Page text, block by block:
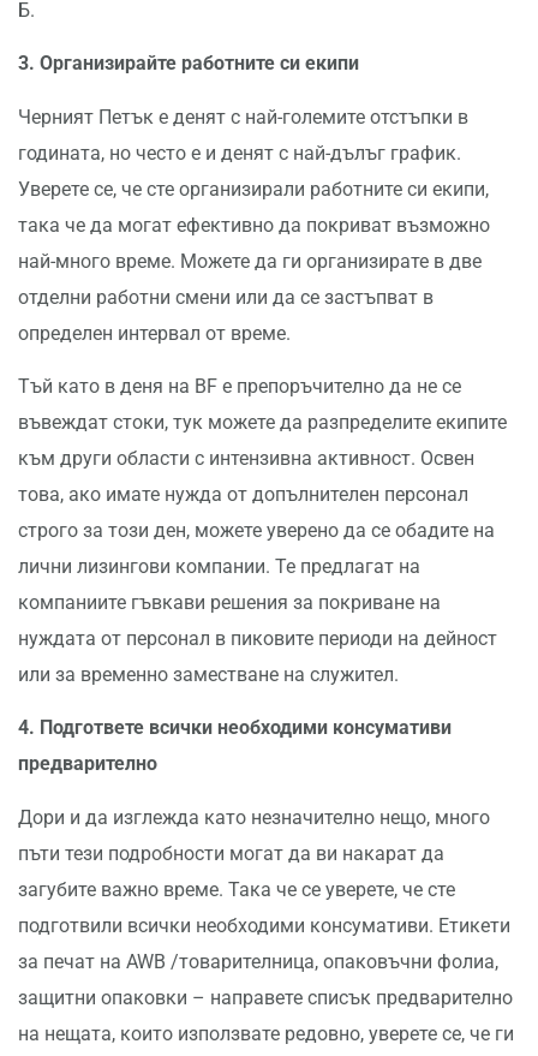
Б.
3. Организирайте работните си екипи
Черният Петък е денят с най-големите отстъпки в
годината, но често е и денят с най-дълъг график.
Уверете се, че сте организирали работните си екипи,
така че да могат ефективно да покриват възможно
най-много време. Можете да ги организирате в две
отделни работни смени или да се застъпват в
определен интервал от време.
Тъй като в деня на BF е препоръчително да не се
въвеждат стоки, тук можете да разпределите екипите
към други области с интензивна активност. Освен
това, ако имате нужда от допълнителен персонал
строго за този ден, можете уверено да се обадите на
лични лизингови компании. Те предлагат на
компаниите гъвкави решения за покриване на
нуждата от персонал в пиковите периоди на дейност
или за временно заместване на служител.
4. Подгответе всички необходими консумативи
предварително
Дори и да изглежда като незначително нещо, много
пъти тези подробности могат да ви накарат да
загубите важно време. Така че се уверете, че сте
подготвили всички необходими консумативи. Етикети
за печат на AWB /товарителница, опаковъчни фолиа,
защитни опаковки – направете списък предварително
на нещата, които използвате редовно, уверете се, че ги